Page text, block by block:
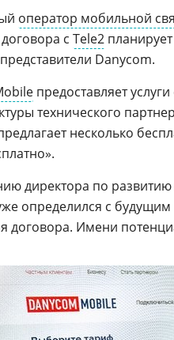
оператор мобильной
с Tele2
Danycom.
предоставляет
технического
несколько
директора по
определился с
договора. Имени